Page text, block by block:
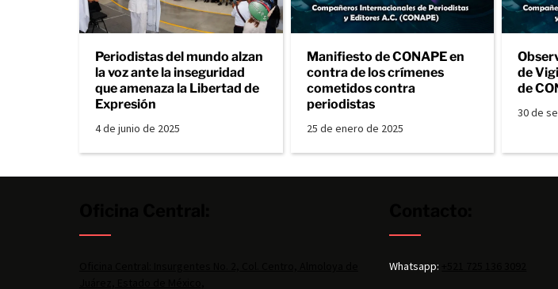
Periodistas del mundo alzan
la voz ante la inseguridad
que amenaza la Libertad de
Expresión
4 de junio de 2025
Manifiesto de CONAPE en
contra de los crímenes
cometidos contra
periodistas
25 de enero de 2025
de
de
30 de
Whatsapp: